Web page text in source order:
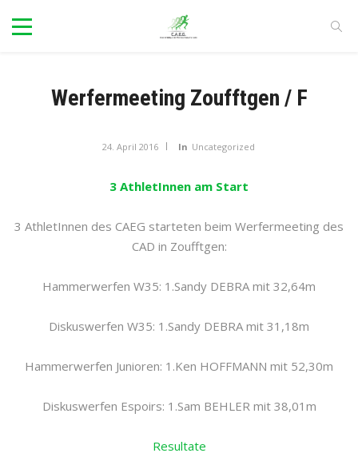
Werfermeeting Zoufftgen / F
24. April 2016 In Uncategorized
3 AthletInnen am Start
3 AthletInnen des CAEG starteten beim Werfermeeting des
CAD in Zoufftgen:
Hammerwerfen W35: 1.Sandy DEBRA mit 32,64m
Diskuswerfen W35: 1.Sandy DEBRA mit 31,18m
Hammerwerfen Junioren: 1.Ken HOFFMANN mit 52,30m
Diskuswerfen Espoirs: 1.Sam BEHLER mit 38,01m
Resultate